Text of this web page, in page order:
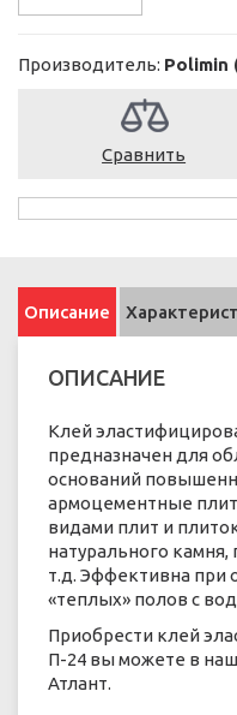
Производитель: Polimin
Сравнить
Описание
ОПИСАНИЕ
Клей
предназначен для
оснований
армоцементные
видами плит и
натурального камня,
т.д. Эффективна при
«теплых» полов с
Приобрести клей
П-24 вы можете в
Атлант.